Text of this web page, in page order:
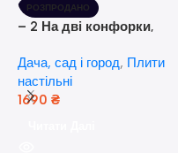
РОЗПРОДАНО
– 2 На дві конфорки,
розпалюванням.
Дача, сад і город, Плити
настільні
1690 ₴